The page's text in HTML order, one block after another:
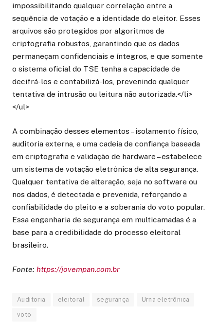
impossibilitando qualquer correlação entre a
sequência de votação e a identidade do eleitor. Esses
arquivos são protegidos por algoritmos de
criptografia robustos, garantindo que os dados
permaneçam confidenciais e íntegros, e que somente
o sistema oficial do TSE tenha a capacidade de
decifrá-los e contabilizá-los, prevenindo qualquer
tentativa de intrusão ou leitura não autorizada.</li>
</ul>
A combinação desses elementos – isolamento físico,
auditoria externa, e uma cadeia de confiança baseada
em criptografia e validação de hardware – estabelece
um sistema de votação eletrônica de alta segurança.
Qualquer tentativa de alteração, seja no software ou
nos dados, é detectada e prevenida, reforçando a
confiabilidade do pleito e a soberania do voto popular.
Essa engenharia de segurança em multicamadas é a
base para a credibilidade do processo eleitoral
brasileiro.
Fonte: https://jovempan.com.br
Auditoria eleitoral segurança Urna eletrônica
voto